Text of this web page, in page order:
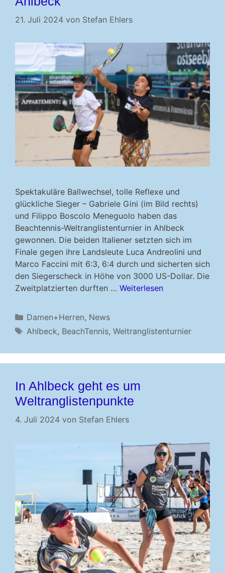
21. Juli 2024 von Stefan Ehlers
Spektakuläre Ballwechsel, tolle Reflexe und
glückliche Sieger – Gabriele Gini (im Bild rechts)
und Filippo Boscolo Meneguolo haben das
Beachtennis-Weltranglistenturnier in Ahlbeck
gewonnen. Die beiden Italiener setzten sich im
Finale gegen ihre Landsleute Luca Andreolini und
Marco Faccini mit 6:3, 6:4 durch und sicherten sich
den Siegerscheck in Höhe von 3000 US-Dollar. Die
Zweitplatzierten durften … Weiterlesen
Kategorien
Damen+Herren, News
Schlagwörter
Ahlbeck, BeachTennis, Weltranglistenturnier
In Ahlbeck geht es um
Weltranglistenpunkte
4. Juli 2024 von Stefan Ehlers